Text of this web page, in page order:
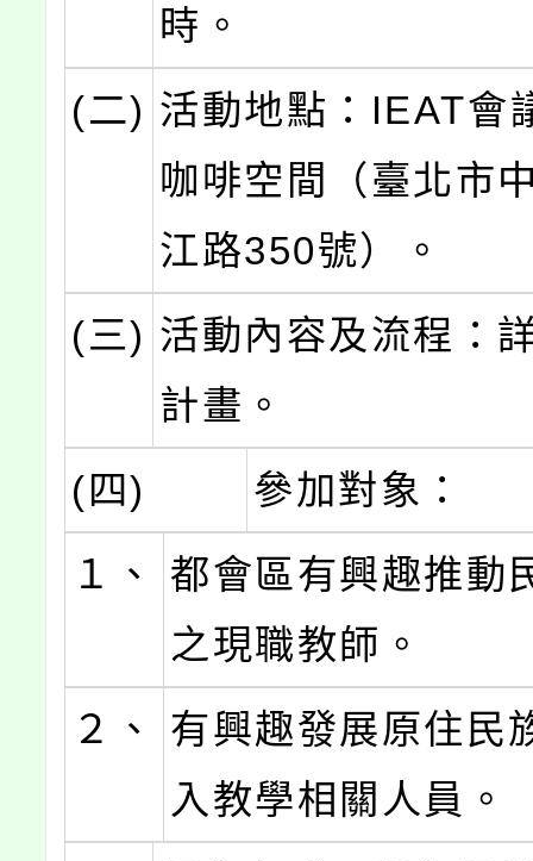
時。
(二) 活動地點：IEAT會
咖啡空間（臺北市
江路350號）。
(三) 活動內容及流程：
計畫。
(四)
參加對象：
１、
都會區有興趣推動
之現職教師。
２、
有興趣發展原住民
入教學相關人員。